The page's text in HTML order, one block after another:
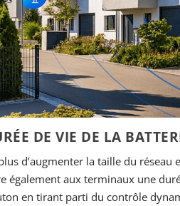
DE VIE DE LA
d’augmenter la taille du réseau
également aux terminaux une
en tirant parti du contrôle